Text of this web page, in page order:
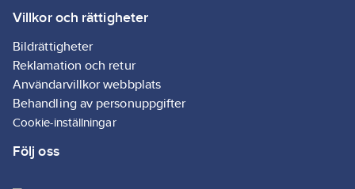
Villkor och rättigheter
Bildrättigheter
Reklamation och retur
Användarvillkor webbplats
Behandling av personuppgifter
Cookie-inställningar
Följ oss